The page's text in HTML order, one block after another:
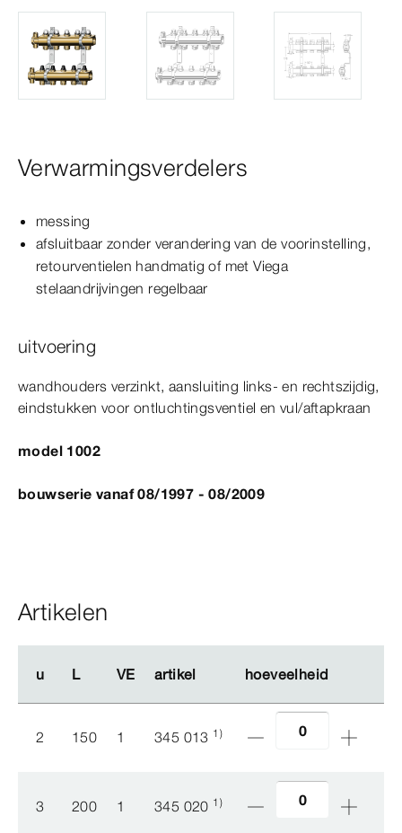
Verwarmingsverdelers
messing
afsluitbaar zonder verandering van de voorinstelling,
retourventielen handmatig of met Viega
stelaandrijvingen regelbaar
uitvoering
wandhouders verzinkt, aansluiting links- en rechtszijdig,
eindstukken voor ontluchtingsventiel en vul/aftapkraan
model 1002
bouwserie vanaf 08/1997 - 08/2009
Artikelen
u L VE artikel hoeveelheid
u L VE artikel hoeveelheid
2 150 1 345 013 1)
3 200 1 345 020 1)